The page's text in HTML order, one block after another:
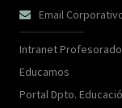
 Email
Intranet Profesorado
Educamos
Portal Dpto.